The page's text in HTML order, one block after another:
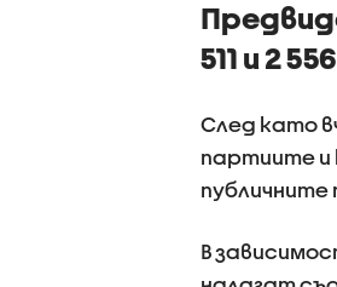
511 и 2
След като
партиите и
В